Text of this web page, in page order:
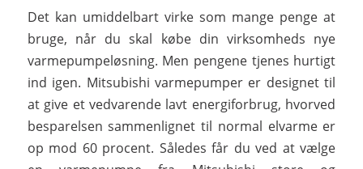
Det kan umiddelbart virke som mange penge at
bruge, når du skal købe din virksomheds nye
varmepumpeløsning. Men pengene tjenes hurtigt
ind igen. Mitsubishi varmepumper er designet til
at give et vedvarende lavt energiforbrug, hvorved
besparelsen sammenlignet til normal elvarme er
op mod 60 procent. Således får du ved at vælge